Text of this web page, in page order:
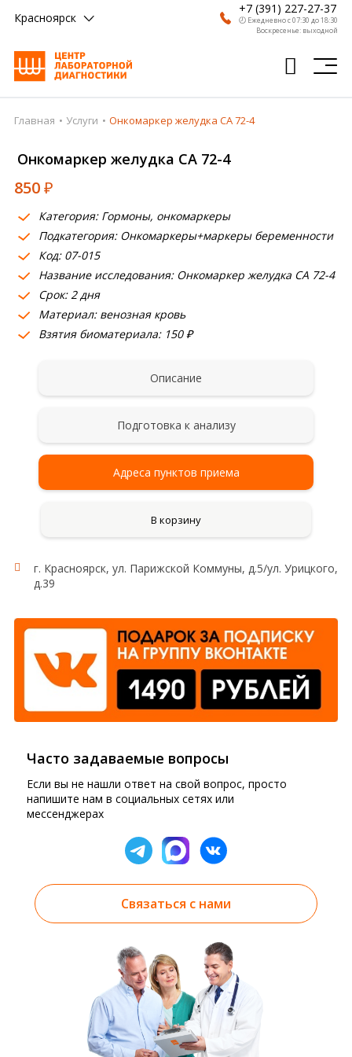
Красноярск
+7 (391) 227-27-37
🕗 Ежедневно с 07:30 до 18:30
Воскресенье: выходной
Главная
Анализы
Врачи
Получить результат
Пациентам
О компании
Где сдать
Главная Услуги Онкомаркер желудка СА 72-4
Онкомаркер желудка СА 72-4
850₽
Категория: Гормоны, онкомаркеры
Подкатегория: Онкомаркеры+маркеры беременности
Код: 07-015
Название исследования: Онкомаркер желудка СА 72-4
Срок: 2 дня
Материал: венозная кровь
Взятия биоматериала: 150 ₽
Описание
Подготовка к анализу
Адреса пунктов приема
В корзину
г. Красноярск, ул. Парижской Коммуны, д.5/ул. Урицкого,
д.39
Часто задаваемые вопросы
Если вы не нашли ответ на свой вопрос, просто
напишите нам в социальных сетях или
мессенджерах
Связаться с нами